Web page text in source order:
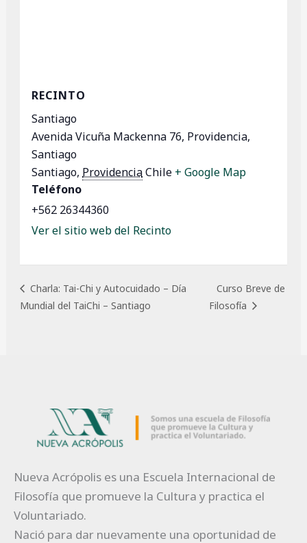
RECINTO
Santiago
Avenida Vicuña Mackenna 76, Providencia,
Santiago
Santiago, ProvidenciaChile + Google Map
Teléfono
+562 26344360
Ver el sitio web del Recinto
Charla: Tai-Chi y Autocuidado – Día
Mundial del TaiChi – Santiago
Curso Breve de
Filosofía
Nueva Acrópolis es una Escuela Internacional de
Filosofía que promueve la Cultura y practica el
Voluntariado.
Nació para dar nuevamente una oportunidad de